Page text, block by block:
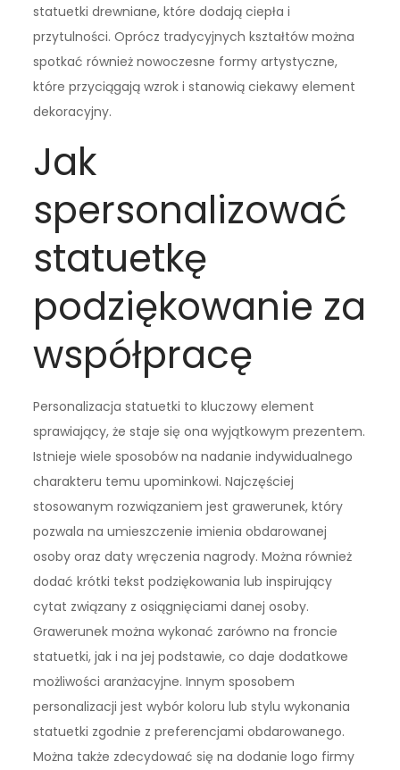
statuetki drewniane, które dodają ciepła i
przytulności. Oprócz tradycyjnych kształtów można
spotkać również nowoczesne formy artystyczne,
które przyciągają wzrok i stanowią ciekawy element
dekoracyjny.
Jak
spersonalizować
statuetkę
podziękowanie za
współpracę
Personalizacja statuetki to kluczowy element
sprawiający, że staje się ona wyjątkowym prezentem.
Istnieje wiele sposobów na nadanie indywidualnego
charakteru temu upominkowi. Najczęściej
stosowanym rozwiązaniem jest grawerunek, który
pozwala na umieszczenie imienia obdarowanej
osoby oraz daty wręczenia nagrody. Można również
dodać krótki tekst podziękowania lub inspirujący
cytat związany z osiągnięciami danej osoby.
Grawerunek można wykonać zarówno na froncie
statuetki, jak i na jej podstawie, co daje dodatkowe
możliwości aranżacyjne. Innym sposobem
personalizacji jest wybór koloru lub stylu wykonania
statuetki zgodnie z preferencjami obdarowanego.
Można także zdecydować się na dodanie logo firmy